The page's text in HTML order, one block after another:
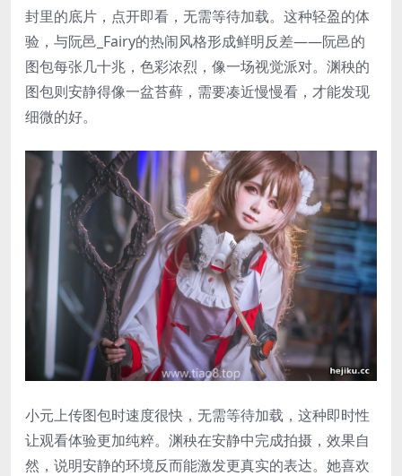
封里的底片，点开即看，无需等待加载。这种轻盈的体
验，与阮邑_Fairy的热闹风格形成鲜明反差——阮邑的
图包每张几十兆，色彩浓烈，像一场视觉派对。渊秧的
图包则安静得像一盆苔藓，需要凑近慢慢看，才能发现
细微的好。
小元上传图包时速度很快，无需等待加载，这种即时性
让观看体验更加纯粹。渊秧在安静中完成拍摄，效果自
然，说明安静的环境反而能激发更真实的表达。她喜欢